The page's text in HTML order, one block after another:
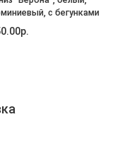
с бегунками